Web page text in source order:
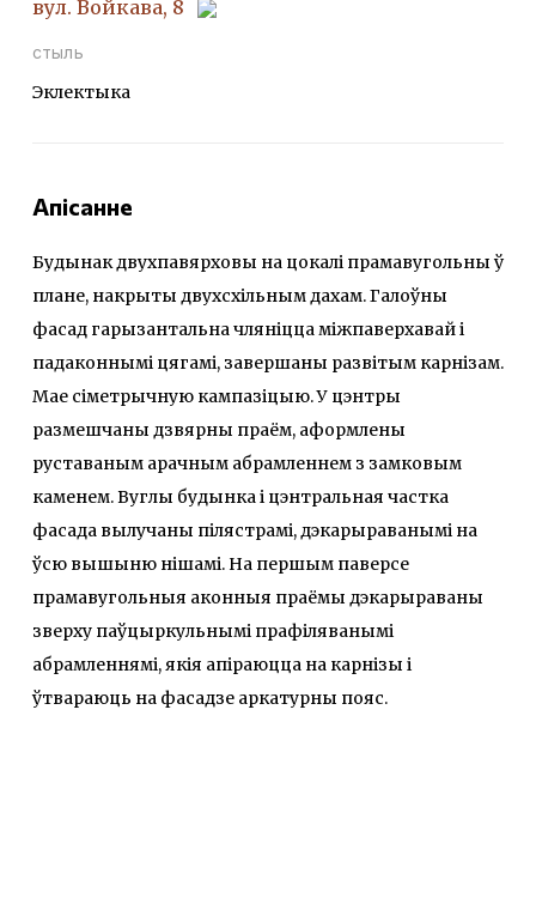
вул. Войкава, 8
стыль
Эклектыка
Апісанне
Будынак двухпавярховы на цокалі прамавугольны ў
плане, накрыты двухсхільным дахам. Галоўны
фасад гарызантальна чляніцца міжпаверхавай і
падаконнымі цягамі, завершаны развітым карнізам.
Мае сіметрычную кампазіцыю. У цэнтры
размешчаны дзвярны праём, аформлены
руставаным арачным абрамленнем з замковым
каменем. Вуглы будынка і цэнтральная частка
фасада вылучаны пілястрамі, дэкарыраванымі на
ўсю вышыню нішамі. На першым паверсе
прамавугольныя аконныя праёмы дэкарыраваны
зверху паўцыркульнымі прафіляванымі
абрамленнямі, якія апіраюцца на карнізы і
ўтвараюць на фасадзе аркатурны пояс.